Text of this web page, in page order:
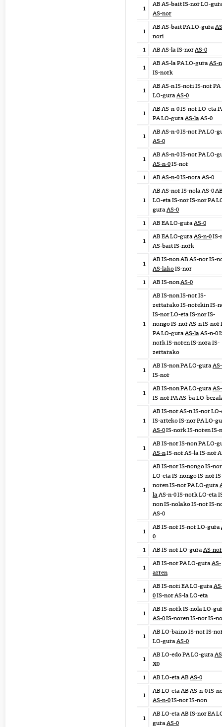
1
AB AS-bait IS-nor LO-
AS-nor
1
AB AS-bait PA LO-gura
nori
1
AB AS-la IS-norAS-0
1
AB AS-la PA LO-guraAS-
IS-nork
1
AB AS-n IS-nori IS-nor PA
LO-guraAS-0
1
AB AS-n-0 IS-nor LO-eta
PA LO-guraAS-laAS-0
1
AB AS-n-0 IS-nor PA LO-
AS-0
1
AB AS-n-0 IS-nor PA LO-
AS-n-0IS-nor
1
AB AS-n-0IS-nora AS-0
1
AB AS-nor IS-nola AS-0
LO-eta IS-nor IS-nor PA
guraAS-0
1
AB EA LO-guraAS-0
1
AB EA LO-guraAS-n-0IS-
AS-bait IS-nork
1
AB IS-non AB AS-nor IS-
AS-lakoIS-nor
1
AB IS-nonAS-0
1
AB IS-non IS-nor IS-
zertarako IS-norekin IS-
IS-nor LO-eta IS-nor IS-
nongo IS-nor AS-n IS-nor
PA LO-guraAS-laAS-n-0
nork IS-noren IS-nora IS-
zertarako
1
AB IS-non PA LO-gura
IS-nor
1
AB IS-non PA LO-gura
IS-nor PA AS-ba LO-
1
AB IS-nor AS-n IS-nor
IS-arteko IS-nor PA LO-
AS-0IS-nork IS-noren IS-
1
AB IS-nor IS-non PA LO-
AS-nIS-nor AS-la IS-nor
1
AB IS-nor IS-nongo IS-nor
LO-eta IS-nongo IS-nor
noren IS-nor PA LO-gura
laAS-n-0 IS-nork LO-eta
non IS-nolako IS-nor IS-
AS-0
1
AB IS-nor IS-nor LO-gura
0
1
AB IS-nor LO-guraAS-nor
1
AB IS-nor PA LO-guraAS-
arren
1
AB IS-nori EA LO-gura
0IS-nor AS-la LO-eta
1
AB IS-nork IS-nola LO-
AS-0IS-noren IS-nor IS-
1
AB LO-baino IS-nor IS-
LO-guraAS-0
1
AB LO-edo PA LO-gura
X0
1
AB LO-eta AB AS-0
1
AB LO-eta AB AS-n-0 IS-
AS-n-0IS-nor IS-non
1
AB LO-eta AB IS-nor EA
guraAS-0